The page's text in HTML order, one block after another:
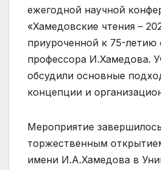
ежегодной научной
«Хамедовские чтения –
приуроченной к 75-
профессора И.Хамедова.
обсудили основные
концепции и
Мероприятие завершилось
торжественным
имени И.А.Хамедова в